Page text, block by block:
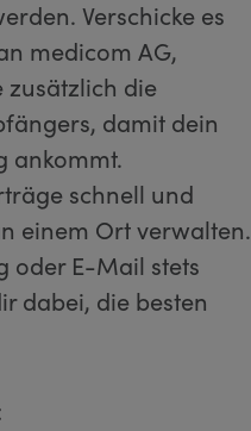
Verschicke es
medicom AG,
zusätzlich die
damit dein
ankommt.
schnell und
einem Ort verwalten.
oder E-Mail stets
dabei, die besten